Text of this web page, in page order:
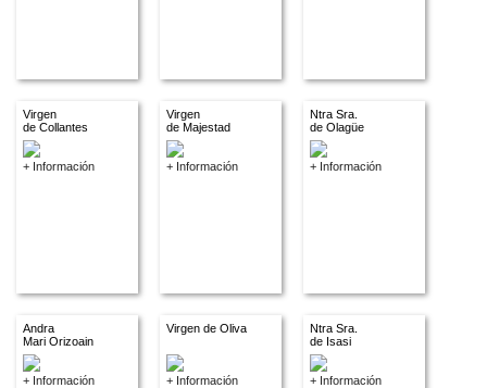
Virgen
de Collantes
+ Información
Virgen
de Majestad
+ Información
Ntra Sra.
de Olagüe
+ Información
Andra
Mari Orizoain
+ Información
Virgen de Oliva
+ Información
Ntra Sra.
de Isasi
+ Información